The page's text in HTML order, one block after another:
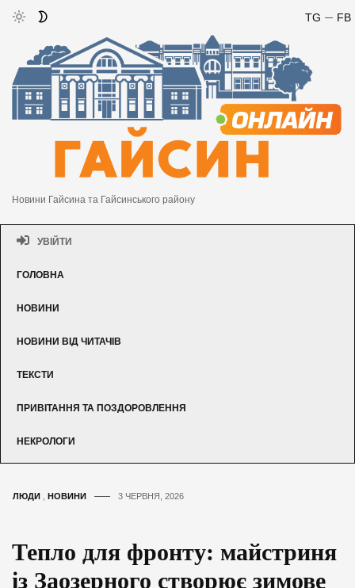
FB
TG
Новини Гайсина та Гайсинського району
УВІЙТИ
ГОЛОВНА
НОВИНИ
НОВИНИ ВІД ЧИТАЧІВ
ТЕКСТИ
ПРИВІТАННЯ ТА ПОЗДОРОВЛЕННЯ
НЕКРОЛОГИ
ЛЮДИ НОВИНИ 3 ЧЕРВНЯ, 2026
Тепло для фронту: майстриня
із Заозерного створює зимове